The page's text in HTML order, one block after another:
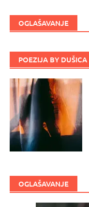
OGLAŠAVANJE
POEZIJA BY DUŠICA
OGLAŠAVANJE